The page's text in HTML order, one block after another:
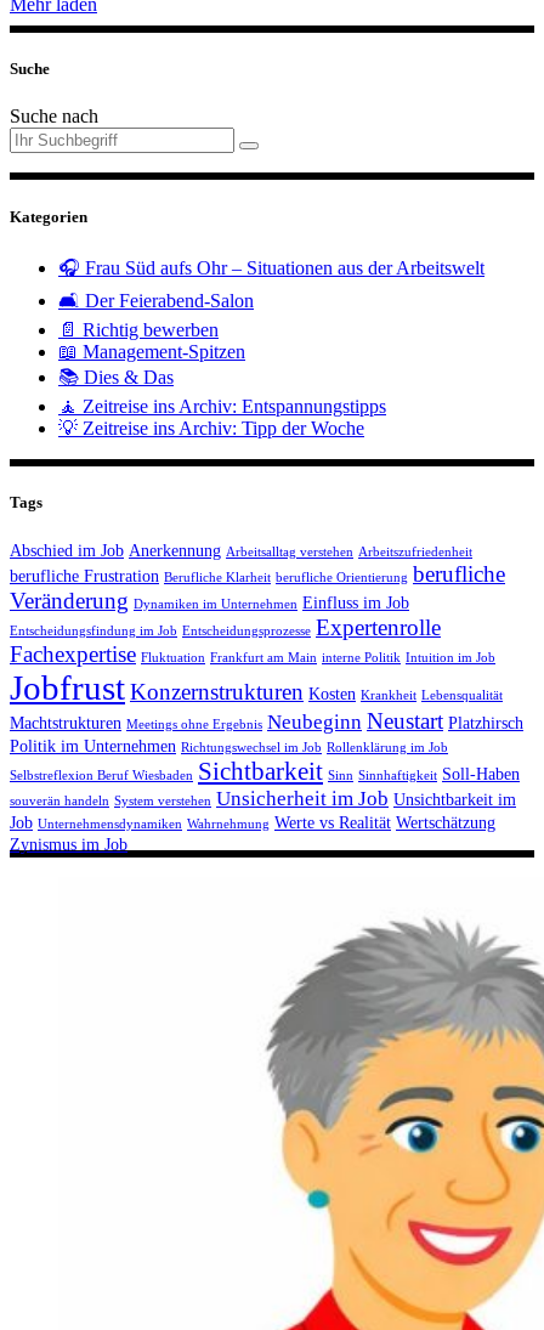
Mehr laden
Suche
Suche nach
Kategorien
🎧 Frau Süd aufs Ohr – Situationen aus der Arbeitswelt
🛋️ Der Feierabend-Salon
📄 Richtig bewerben
📖 Management-Spitzen
📚 Dies & Das
🧘 Zeitreise ins Archiv: Entspannungstipps
💡 Zeitreise ins Archiv: Tipp der Woche
Tags
Abschied im Job Anerkennung Arbeitsalltag verstehen Arbeitszufriedenheit
berufliche Frustration Berufliche Klarheit berufliche Orientierung berufliche
Veränderung Dynamiken im Unternehmen Einfluss im Job
Entscheidungsfindung im Job Entscheidungsprozesse Expertenrolle
Fachexpertise Fluktuation Frankfurt am Main interne Politik Intuition im Job
JobfrustKonzernstrukturen Kosten Krankheit Lebensqualität
Machtstrukturen Meetings ohne Ergebnis Neubeginn Neustart Platzhirsch
Politik im Unternehmen Richtungswechsel im Job Rollenklärung im Job
Selbstreflexion Beruf Wiesbaden Sichtbarkeit Sinn Sinnhaftigkeit Soll-Haben
souverän handeln System verstehen Unsicherheit im Job Unsichtbarkeit im
Job Unternehmensdynamiken Wahrnehmung Werte vs Realität Wertschätzung
Zynismus im Job